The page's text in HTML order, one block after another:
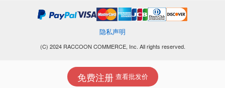
免费注册查看批发价
隐私声明
(C) 2024 RACCOON COMMERCE, Inc. All rights reserved.